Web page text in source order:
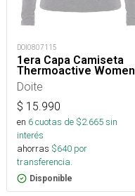
DOI0807115
1era Capa Camiseta
Thermoactive Women
Doite
$ 15.990
en 6cuotas de $2.665sin
interés
ahorras $640 por
transferencia.
Disponible